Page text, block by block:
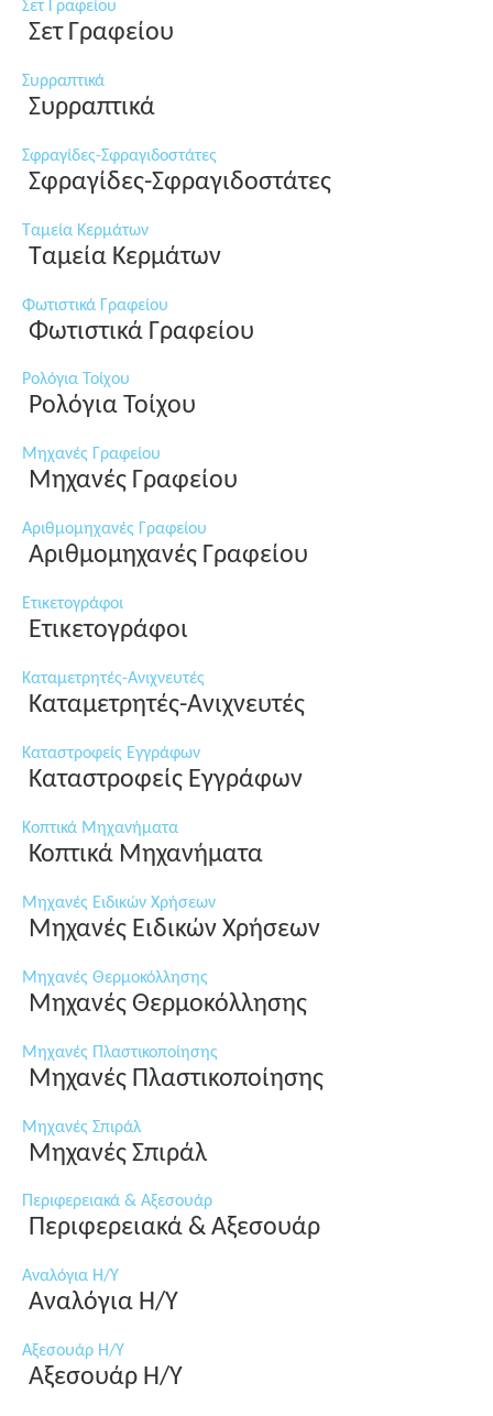
Σετ Γραφείου
Σετ Γραφείου
Συρραπτικά
Συρραπτικά
Σφραγίδες-Σφραγιδοστάτες
Σφραγίδες-Σφραγιδοστάτες
Ταμεία Κερμάτων
Ταμεία Κερμάτων
Φωτιστικά Γραφείου
Φωτιστικά Γραφείου
Ρολόγια Τοίχου
Ρολόγια Τοίχου
Μηχανές Γραφείου
Μηχανές Γραφείου
Αριθμομηχανές Γραφείου
Αριθμομηχανές Γραφείου
Ετικετογράφοι
Ετικετογράφοι
Καταμετρητές-Ανιχνευτές
Καταμετρητές-Ανιχνευτές
Καταστροφείς Εγγράφων
Καταστροφείς Εγγράφων
Κοπτικά Μηχανήματα
Κοπτικά Μηχανήματα
Μηχανές Ειδικών Χρήσεων
Μηχανές Ειδικών Χρήσεων
Μηχανές Θερμοκόλλησης
Μηχανές Θερμοκόλλησης
Μηχανές Πλαστικοποίησης
Μηχανές Πλαστικοποίησης
Μηχανές Σπιράλ
Μηχανές Σπιράλ
Περιφερειακά & Αξεσουάρ
Περιφερειακά & Αξεσουάρ
Αναλόγια Η/Υ
Αναλόγια Η/Υ
Αξεσουάρ Η/Υ
Αξεσουάρ Η/Υ